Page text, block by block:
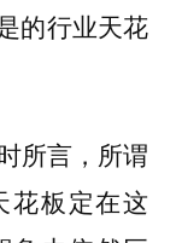
的行业天花
所言，所谓
花板定在这